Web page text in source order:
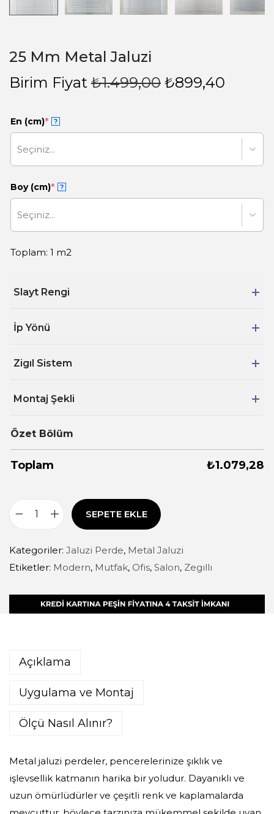
25 Mm Metal Jaluzi
Birim Fiyat ₺1.499,00 ₺899,40
En (cm)* ?
Seçiniz...
Boy (cm)* ?
Seçiniz...
Toplam: 1 m2
Slayt Rengi
İp Yönü
Zigıl Sistem
Montaj Şekli
Özet Bölüm
Toplam ₺1.079,28
SEPETE EKLE
Kategoriler: Jaluzi Perde, Metal Jaluzi
Etiketler: Modern, Mutfak, Ofis, Salon, Zegıllı
Açıklama
Uygulama ve Montaj
Ölçü Nasıl Alınır?
Metal jaluzi perdeler, pencerelerinize şıklık ve
işlevsellik katmanın harika bir yoludur. Dayanıklı ve
uzun ömürlüdürler ve çeşitli renk ve kaplamalarda